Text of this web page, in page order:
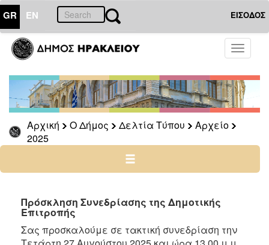
GR EN ΕΙΣΟΔΟΣ
Toggle
Αρχική Ο Δήμος Δελτία Τύπου
Αρχείο
2025
ΔΗΜΟΣ
Δελτία
Τύπου
Αρχείο
2026
2025
2022
2021
2020
Πρόσκληση Συνεδρίασης της Δημοτικής
Επιτροπής
Σας προσκαλούμε σε τακτική συνεδρίαση την